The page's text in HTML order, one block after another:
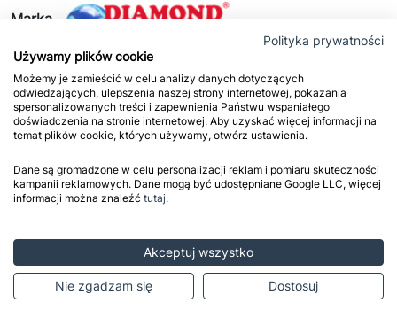
Marka
 12 sztuk na magazynie
Towar na magazynie. Wysyłka kolejnego dnia
roboczego.
 
 Dodaj do koszyka
Polityka prywatności
Używamy plików cookie
Możemy je zamieścić w celu analizy danych dotyczących
odwiedzających, ulepszenia naszej strony internetowej, pokazania
spersonalizowanych treści i zapewnienia Państwu wspaniałego
doświadczenia na stronie internetowej. Aby uzyskać więcej informacji na
temat plików cookie, których używamy, otwórz ustawienia.
Dane są gromadzone w celu personalizacji reklam i pomiaru skuteczności
kampanii reklamowych. Dane mogą być udostępniane Google LLC, więcej
informacji można znaleźć tutaj.
Akceptuj wszystko
Nie zgadzam się Dostosuj